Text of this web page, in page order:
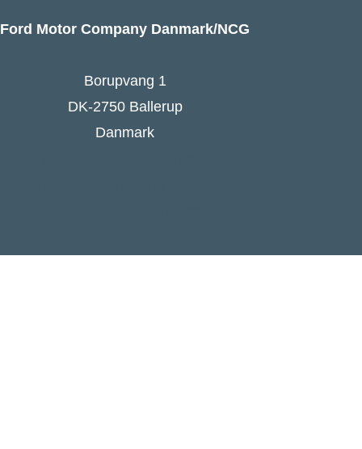
Ford Motor Company Danmark/NCG
Borupvang 1
DK-2750 Ballerup
Danmark